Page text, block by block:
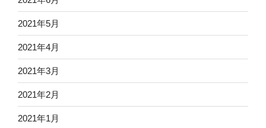
2021年5月
2021年4月
2021年3月
2021年2月
2021年1月